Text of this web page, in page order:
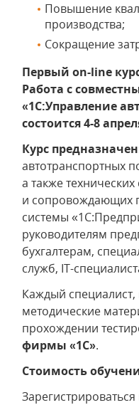
Повышение
производства;
Сокращение
Первый on-line
Работа с
«1С:Управление
состоится 4-8
Курс
автотранспортных
а также
и сопровождающих
системы
руководителям
бухгалтерам,
служб, IT-
Каждый
методические
прохождении
фирмы «1С».
Стоимость